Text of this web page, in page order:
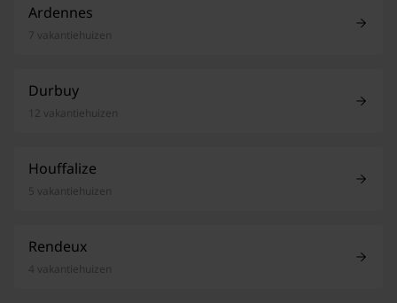
Ardennes
7 vakantiehuizen
Durbuy
12 vakantiehuizen
Houffalize
5 vakantiehuizen
Rendeux
4 vakantiehuizen